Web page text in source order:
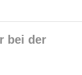
bei der